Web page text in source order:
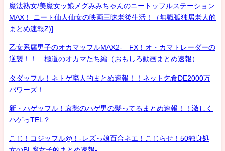
魔法熟女/美魔女ッ娘メグみみちゃんのニートッフルステーション
MAX！ ニート仙人仙女の映画三昧老後生活！（無職孤独居老人的
まとめ速報Z)]
乙女系腐男子のオカマッフルMAX2- FX！オ・カマトレーダーの
逆襲！！ 極道のオカマたち編（おもしろ動画まとめ速報）
タダッフル！ネトゲ廃人的まとめ速報！！ネット乞食DE2000万
パワーズ！
新・ハゲッフル！哀愁のハゲ男の髪ってるまとめ速報！！激しく
ハゲっTEL？
こじ！コジッフル@！-レズっ娘百合ネエ！こじらせ！50独身処